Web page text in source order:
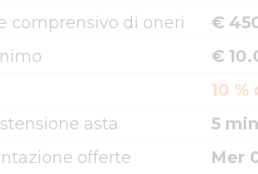
comprensivo di oneri
€
€
10
asta
5 min
offerte
Mer